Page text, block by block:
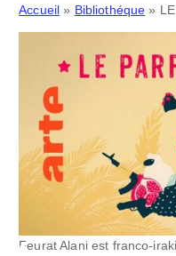
Accueil » Bibliothéque »
Feurat Alani est franco-